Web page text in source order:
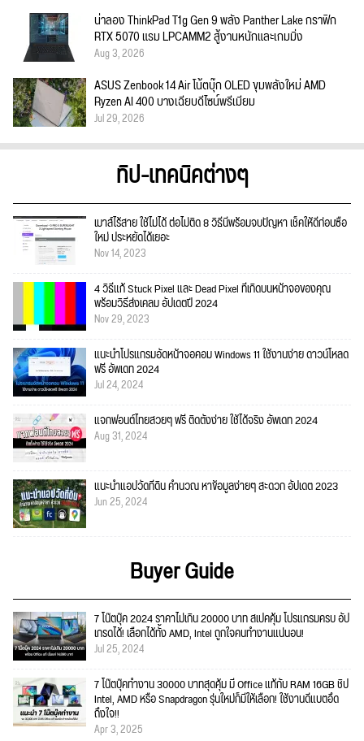
น่าลอง ThinkPad T1g Gen 9 พลัง Panther Lake กราฟิก
RTX 5070 แรม LPCAMM2 สู้งานหนักและเกมมิ่ง
Aug 3, 2026
ASUS Zenbook 14 Air โน้ตบุ๊ก OLED ขุมพลังใหม่ AMD
Ryzen AI 400 บางเฉียบดีไซน์พรีเมียม
Jul 29, 2026
ทิป-เทคนิคต่างๆ
เมาส์ไร้สาย ใช้ไม่ได้ ต่อไม่ติด 8 วิธีนี้พร้อมจบปัญหา เช็คให้ดีก่อนซื้อ
ใหม่ ประหยัดได้เยอะ
Nov 14, 2023
4 วิธีแก้ Stuck Pixel และ Dead Pixel ที่เกิดบนหน้าจอของคุณ
พร้อมวิธีส่งเคลม อัปเดตปี 2024
Nov 29, 2023
แนะนำโปรแกรมอัดหน้าจอคอม Windows 11 ใช้งานง่าย ดาวน์โหลด
ฟรี อัพเดท 2024
Jul 24, 2024
แจกฟอนต์ไทยสวยๆ ฟรี ติดตั้งง่าย ใช้ได้จริง อัพเดท 2024
Aug 31, 2024
แนะนำแอปวัดที่ดิน คำนวณ หาข้อมูลง่ายๆ สะดวก อัปเดต 2023
Jun 25, 2024
Buyer Guide
7 โน๊ตบุ๊ค 2024 ราคาไม่เกิน 20000 บาท สเปคคุ้ม โปรแกรมครบ อัป
เกรดได้! เลือกได้ทั้ง AMD, Intel ถูกใจคนทำงานแน่นอน!
Jul 25, 2024
7 โน๊ตบุ๊คทำงาน 30000 บาทสุดคุ้ม มี Office แท้กับ RAM 16GB ชิป
Intel, AMD หรือ Snapdragon รุ่นใหม่ก็มีให้เลือก! ใช้งานดีแบตอึด
ถึงใจ!!
Apr 3, 2025